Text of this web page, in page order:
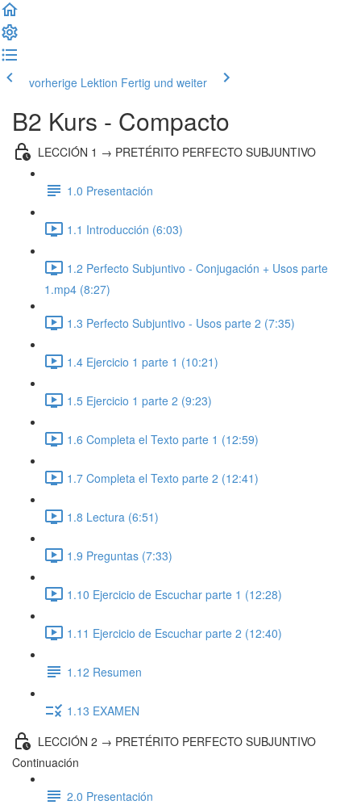
vorherige Lektion Fertig und weiter
B2 Kurs - Compacto
LECCIÓN 1 → PRETÉRITO PERFECTO SUBJUNTIVO
1.0 Presentación
1.1 Introducción (6:03)
1.2 Perfecto Subjuntivo - Conjugación + Usos parte
1.mp4 (8:27)
1.3 Perfecto Subjuntivo - Usos parte 2 (7:35)
1.4 Ejercicio 1 parte 1 (10:21)
1.5 Ejercicio 1 parte 2 (9:23)
1.6 Completa el Texto parte 1 (12:59)
1.7 Completa el Texto parte 2 (12:41)
1.8 Lectura (6:51)
1.9 Preguntas (7:33)
1.10 Ejercicio de Escuchar parte 1 (12:28)
1.11 Ejercicio de Escuchar parte 2 (12:40)
1.12 Resumen
1.13 EXAMEN
LECCIÓN 2 → PRETÉRITO PERFECTO SUBJUNTIVO
Continuación
2.0 Presentación